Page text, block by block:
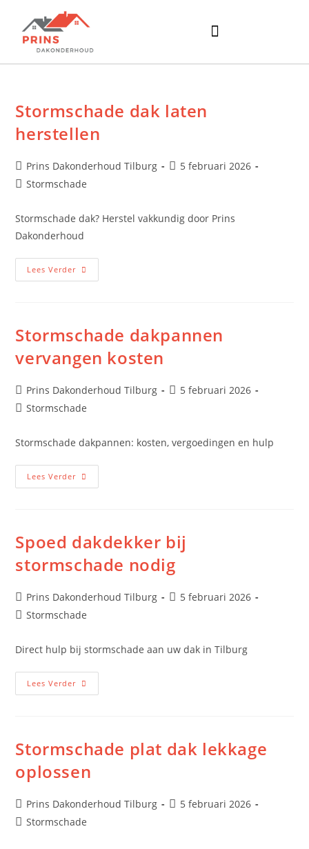
Stormschade dak laten
herstellen
Prins Dakonderhoud Tilburg
5 februari 2026
Stormschade
Stormschade dak? Herstel vakkundig door Prins
Dakonderhoud
Lees Verder
Stormschade dakpannen
vervangen kosten
Prins Dakonderhoud Tilburg
5 februari 2026
Stormschade
Stormschade dakpannen: kosten, vergoedingen en hulp
Lees Verder
Spoed dakdekker bij
stormschade nodig
Prins Dakonderhoud Tilburg
5 februari 2026
Stormschade
Direct hulp bij stormschade aan uw dak in Tilburg
Lees Verder
Stormschade plat dak lekkage
oplossen
Prins Dakonderhoud Tilburg
5 februari 2026
Stormschade